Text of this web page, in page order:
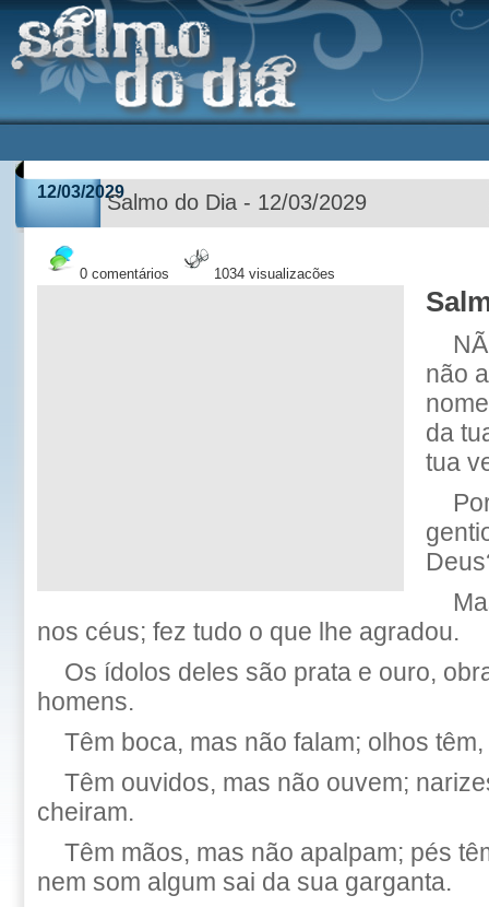
12/03/2029Salmo do Dia - 12/03/2029
0 comentários 1034 visualizações
não
da
tua
nos céus; fez tudo o que lhe agradou.
Os ídolos deles são prata e ouro,
homens.
Têm boca, mas não falam; olhos
Têm ouvidos, mas não ouvem;
cheiram.
Têm mãos, mas não apalpam; pés
nem som algum sai da sua garganta.